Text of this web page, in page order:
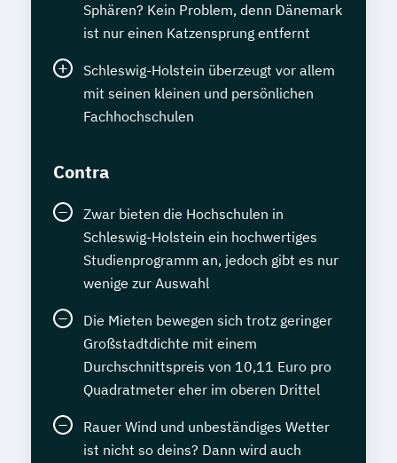
Sphären? Kein Problem, denn Dänemark
ist nur einen Katzensprung entfernt
Schleswig-Holstein überzeugt vor allem
mit seinen kleinen und persönlichen
Fachhochschulen
Contra
Zwar bieten die Hochschulen in
Schleswig-Holstein ein hochwertiges
Studienprogramm an, jedoch gibt es nur
wenige zur Auswahl
Die Mieten bewegen sich trotz geringer
Großstadtdichte mit einem
Durchschnittspreis von 10,11 Euro pro
Quadratmeter eher im oberen Drittel
Rauer Wind und unbeständiges Wetter
ist nicht so deins? Dann wird auch